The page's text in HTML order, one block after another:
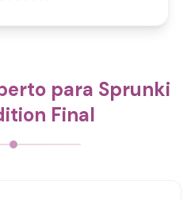
para Sprunki
Final